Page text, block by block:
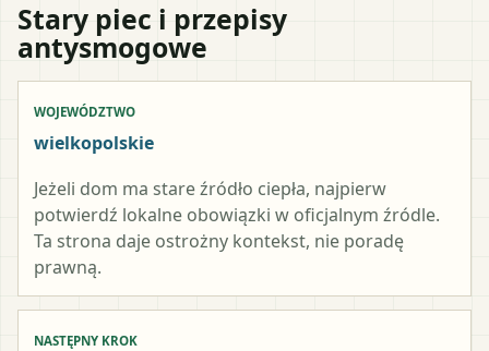
Stary piec i przepisy
antysmogowe
WOJEWÓDZTWO
wielkopolskie
Jeżeli dom ma stare źródło ciepła, najpierw
potwierdź lokalne obowiązki w oficjalnym źródle.
Ta strona daje ostrożny kontekst, nie poradę
prawną.
NASTĘPNY KROK